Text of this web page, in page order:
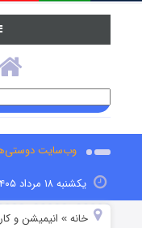
وب‌سایت
یکشنبه ۱۸ مرداد ۱۴۰۵
خانه » انیمیشن و